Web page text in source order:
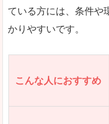
使いやすさ
全体的
「はたらこ
求人を
ている方には、条件や
かりやすいです。
こんな人におすすめ